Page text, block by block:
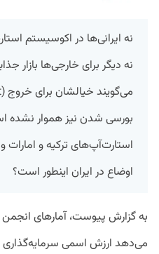
نه ایرانی‌ها در اکوسیستم
نه دیگر برای خارجی‌ها بازار
بورسی شدن نیز هموار نشده
استارت‌آپ‌های ترکیه و امارات
اوضاع در ایران اینطور است؟
به گزارش پیوست، آمارهای
می‌دهد ارزش اسمی